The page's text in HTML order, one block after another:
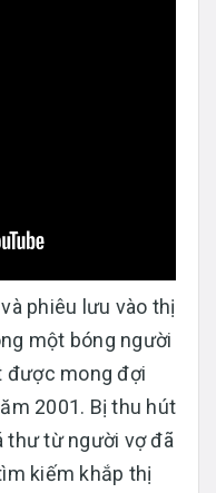
phiêu lưu vào thị
một bóng người
được mong đợi
2001. Bị thu hút
thư từ người vợ đã
kiếm khắp thị